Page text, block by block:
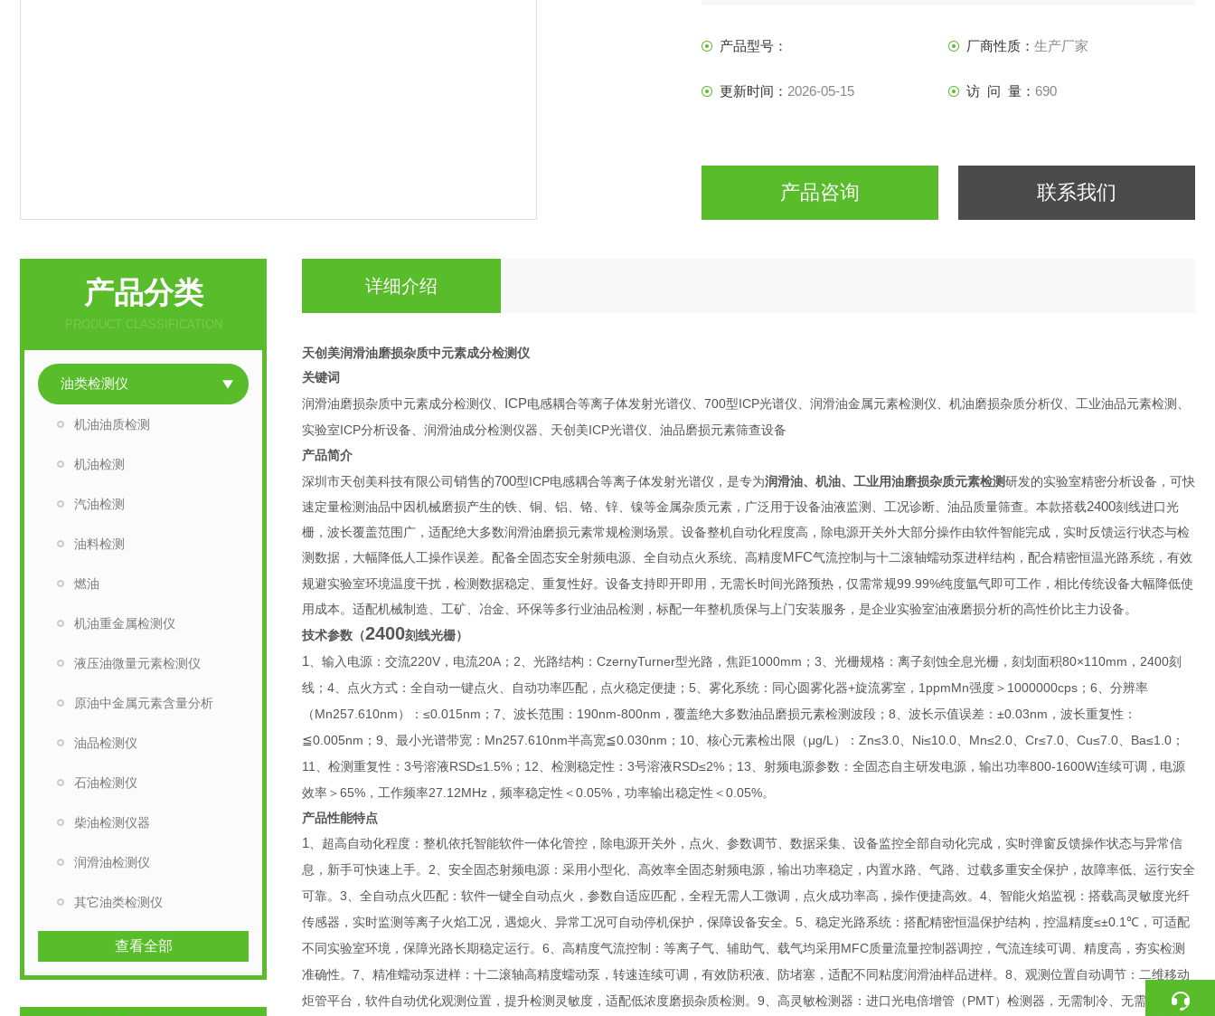
产品型号： 厂商性质： 生产厂家
更新时间： 2026-05-15 访 问 量： 690
产品咨询 联系我们
产品分类
PRODUCT CLASSIFICATION
油类检测仪
机油油质检测
机油检测
汽油检测
油料检测
燃油
机油重金属检测仪
液压油微量元素检测仪
原油中金属元素含量分析
油品检测仪
石油检测仪
柴油检测仪器
润滑油检测仪
其它油类检测仪
查看全部
详细介绍
天创美润滑油磨损杂质中元素成分检测仪
关键词
润滑油磨损杂质中元素成分检测仪、 ICP电感耦合等离子体发射光谱仪、 700型ICP光谱仪、润滑油金属元素检测仪、机油磨损杂质分析仪、工业油品元素检测、
实验室ICP分析设备、润滑油成分检测仪器、天创美ICP光谱仪、油品磨损元素筛查设备
产品简介
深圳市天创美科技有限公司 销售的700型ICP电感耦合等离子体发射光谱仪，是专为润滑油、机油、工业用油磨损杂质元素检测研发的实验室精密分析设备，可快
速定量检测油品中因机械磨损产生的铁、铜、铝、铬、锌、镍等金属杂质元素，广泛用于设备油液监测、工况诊断、油品质量筛查。本款搭载2400刻线进口光
栅，波长覆盖范围广，适配绝大多数润滑油磨损元素常规检测场景。设备整机自动化程度高，除电源开关外大部分操作由软件智能完成，实时反馈运行状态与检
测数据，大幅降低人工操作误差。配备全固态安全射频电源、全自动点火系统、高精度MFC气流控制与十二滚轴蠕动泵进样结构，配合精密恒温光路系统，有效
规避实验室环境温度干扰，检测数据稳定、重复性好。设备支持即开即用，无需长时间光路预热，仅需常规99.99%纯度氩气即可工作，相比传统设备大幅降低使
用成本。适配机械制造、工矿、冶金、环保等多行业油品检测，标配一年整机质保与上门安装服务，是企业实验室油液磨损分析的高性价比主力设备。
技术参数（2400刻线光栅）
1 、输入电源：交流220V ，电流20A ； 2、光路结构： CzernyTurner型光路，焦距1000mm ； 3、光栅规格：离子刻蚀全息光栅，刻划面积80×110mm ， 2400刻
线； 4、点火方式：全自动一键点火、自动功率匹配，点火稳定便捷； 5、雾化系统：同心圆雾化器+旋流雾室， 1ppmMn强度＞ 1000000cps ； 6、分辨率
（ Mn257.610nm ）： ≤0.015nm ； 7、波长范围： 190nm-800nm ，覆盖绝大多数油品磨损元素检测波段； 8、波长示值误差： ±0.03nm ，波长重复性：
≦0.005nm ； 9、最小光谱带宽： Mn257.610nm半高宽≦0.030nm ； 10、核心元素检出限（ μg/L ）： Zn≤3.0、 Ni≤10.0、 Mn≤2.0、 Cr≤7.0、 Cu≤7.0、 Ba≤1.0 ；
11 、检测重复性： 3号溶液RSD≤1.5% ； 12、检测稳定性： 3号溶液RSD≤2% ； 13、射频电源参数：全固态自主研发电源，输出功率800-1600W连续可调，电源
效率＞ 65% ，工作频率27.12MHz ，频率稳定性＜ 0.05% ，功率输出稳定性＜ 0.05%。
产品性能特点
1 、超高自动化程度：整机依托智能软件一体化管控，除电源开关外，点火、参数调节、数据采集、设备监控全部自动化完成，实时弹窗反馈操作状态与异常信
息，新手可快速上手。 2、安全固态射频电源：采用小型化、高效率全固态射频电源，输出功率稳定，内置水路、气路、过载多重安全保护，故障率低、运行安全
可靠。 3、全自动点火匹配：软件一键全自动点火，参数自适应匹配，全程无需人工微调，点火成功率高，操作便捷高效。 4、智能火焰监视：搭载高灵敏度光纤
传感器，实时监测等离子火焰工况，遇熄火、异常工况可自动停机保护，保障设备安全。 5、稳定光路系统：搭配精密恒温保护结构，控温精度≤±0.1℃ ，可适配
不同实验室环境，保障光路长期稳定运行。 6、高精度气流控制：等离子气、辅助气、载气均采用 MFC质量流量控制器调控，气流连续可调、精度高，夯实检测
准确性。 7、精准蠕动泵进样：十二滚轴高精度蠕动泵，转速连续可调，有效防积液、防堵塞，适配不同粘度润滑油样品进样。 8、观测位置自动调节：二维移动
炬管平台，软件自动优化观测位置，提升检测灵敏度，适配低浓度磨损杂质检测。 9、高灵敏检测器：进口光电倍增管（ PMT）检测器，无需制冷、无需吹扫，